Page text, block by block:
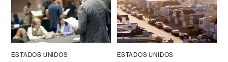
ESTADOS UNIDOS ESTADOS UNIDOS